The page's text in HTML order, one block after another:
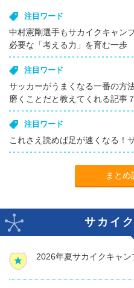
注目ワード
中村憲剛選手もサカイクキャ
必要な「考える力」を育む一歩
注目ワード
サッカーがうまくなる一番の方
磨くことだと教えてくれる記事
注目ワード
これさえ読めば足が速くなる！
まとめ
サカイ
2026年夏サカイクキャン